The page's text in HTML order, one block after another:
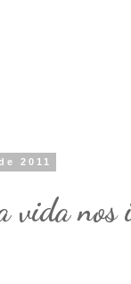
2011
vida nos